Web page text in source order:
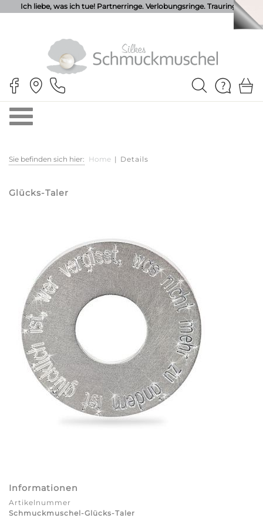
Ich liebe, was ich tue! Partnerringe. Verlobungsringe. Trauringe.
Sie befinden sich hier: Home | Details
Glücks-Taler
Informationen
Artikelnummer
Schmuckmuschel-Glücks-Taler